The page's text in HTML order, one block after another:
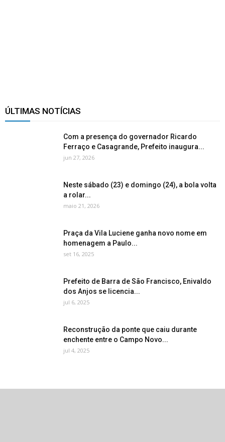
ÚLTIMAS NOTÍCIAS
Com a presença do governador Ricardo
Ferraço e Casagrande, Prefeito inaugura...
jun 27, 2026
Neste sábado (23) e domingo (24), a bola volta
a rolar...
maio 21, 2026
Praça da Vila Luciene ganha novo nome em
homenagem a Paulo...
set 16, 2025
Prefeito de Barra de São Francisco, Enivaldo
dos Anjos se licencia...
jul 6, 2025
Reconstrução da ponte que caiu durante
enchente entre o Campo Novo...
jul 4, 2025